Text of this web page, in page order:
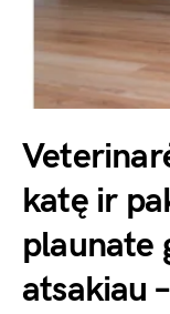
katę ir
plaunate
atsakiau